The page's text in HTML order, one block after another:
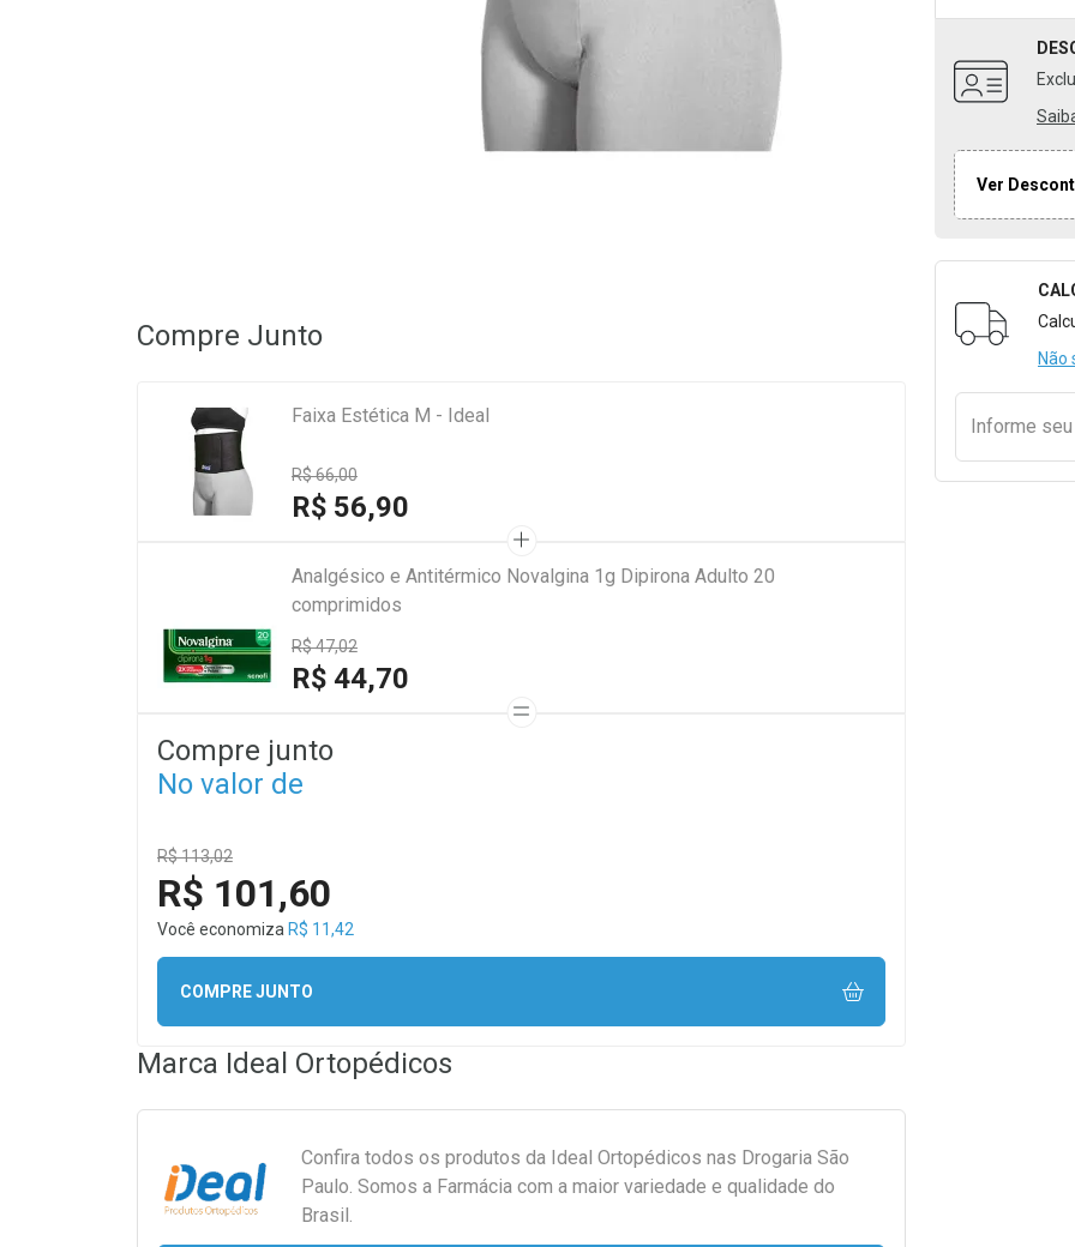
Ver
Não
Informe seu
Compre Junto
Faixa Estética M - Ideal
R$ 66,00
R$ 56,90
Analgésico e Antitérmico Novalgina 1g Dipirona Adulto 20
comprimidos
R$ 47,02
R$ 44,70
Compre junto
No valor de
R$ 113,02
R$ 101,60
Você economiza R$ 11,42
COMPRE JUNTO
Marca Ideal Ortopédicos
Confira todos os produtos da Ideal Ortopédicos nas Drogaria São
Paulo. Somos a Farmácia com a maior variedade e qualidade do
Brasil.